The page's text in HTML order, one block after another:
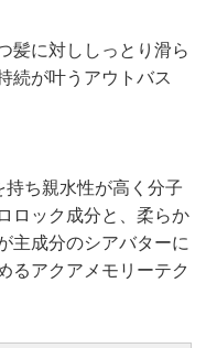
髪に対ししっとり滑ら
続が叶うアウトバス
ち親水性が高く分子
ロック成分と、柔らか
主成分のシアバターに
るアクアメモリーテク
検索す